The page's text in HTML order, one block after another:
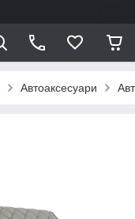
Автоаксесуари